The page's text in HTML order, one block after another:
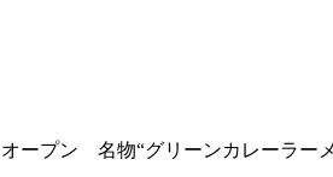
ープン 名物“グリーンカレーラー